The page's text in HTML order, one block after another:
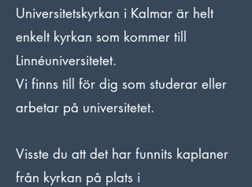
Universitetskyrkan i Kalmar är helt
enkelt kyrkan som kommer till
Linnéuniversitetet.
Vi finns till för dig som studerar eller
arbetar på universitetet.
Visste du att det har funnits kaplaner
från kyrkan på plats i